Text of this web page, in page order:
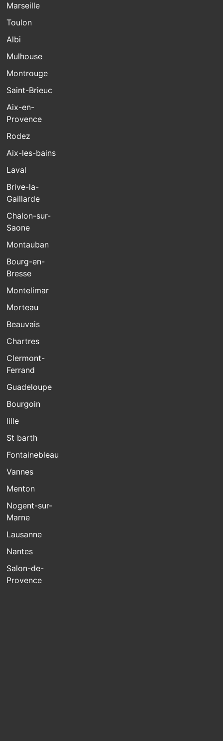
Marseille
Toulon
Albi
Mulhouse
Montrouge
Saint-Brieuc
Aix-en-
Provence
Rodez
Aix-les-bains
Laval
Brive-la-
Gaillarde
Chalon-sur-
Saone
Montauban
Bourg-en-
Bresse
Montelimar
Morteau
Beauvais
Chartres
Clermont-
Ferrand
Guadeloupe
Bourgoin
lille
St barth
Fontainebleau
Vannes
Menton
Nogent-sur-
Marne
Lausanne
Nantes
Salon-de-
Provence